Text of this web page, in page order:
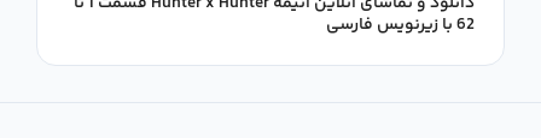
62 با زیرنویس فارسی